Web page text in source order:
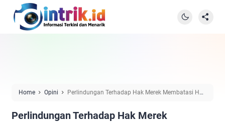
Home Opini
Perlindungan Terhadap Hak Merek Membatasi Hak
Perlindungan Terhadap Hak Merek